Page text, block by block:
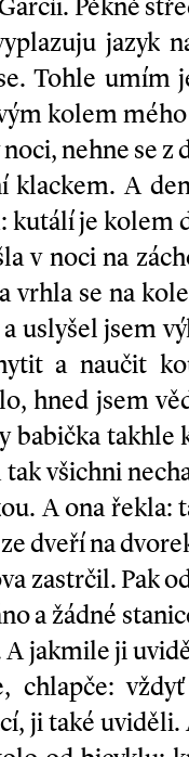
Pěkně
jazyk
Tohle umím
kolem
noci, nehne se
klackem. A
kutálí je kolem
v noci na
vrhla se na
uslyšel jsem
a naučit
hned jsem
babička takhle
všichni
A ona řekla:
dveří na
zastrčil. Pak
a žádné
A jakmile ji
chlapče:
ji také